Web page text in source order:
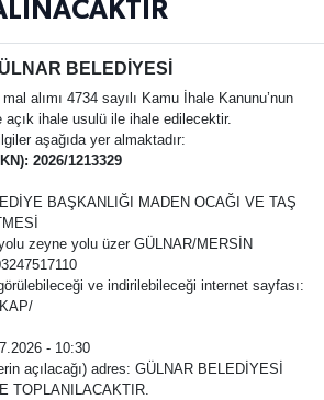
BELEDİYESİ
alımı 4734 sayılı Kamu İhale Kanunu’nun
açık ihale usulü ile ihale edilecektir.
aşağıda yer almaktadır:
2026/1213329
BAŞKANLIĞI MADEN OCAĞI VE TAŞ
zeyne yolu üzer GÜLNAR/MERSİN
ve indirilebileceği internet sayfası:
- 10:30
açılacağı) adres: GÜLNAR BELEDİYESİ
TOPLANILACAKTIR.